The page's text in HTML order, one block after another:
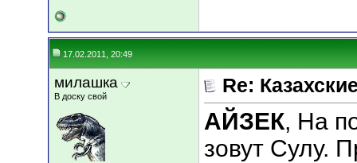
17.02.2011, 20:49
милашка
В доску свой Re:
АЙЗЕК, На
зовут Сулу.